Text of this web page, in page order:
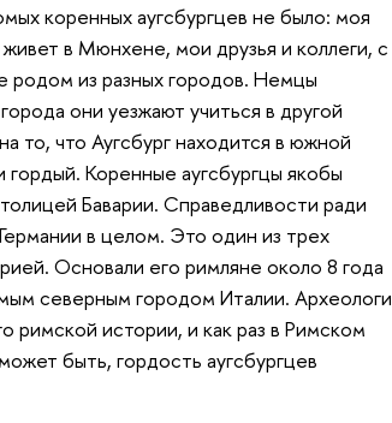
коренных аугсбургцев не было: моя
в Мюнхене, мои друзья и коллеги, с
родом из разных городов. Немцы
они уезжают учиться в другой
то, что Аугсбург находится в южной
гордый. Коренные аугсбургцы якобы
Баварии. Справедливости ради
в целом. Это один из трех
Основали его римляне около 8 года
северным городом Италии. Археологи
римской истории, и как раз в Римском
быть, гордость аугсбургцев